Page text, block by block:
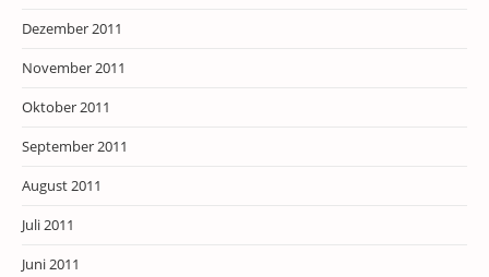
Dezember 2011
November 2011
Oktober 2011
September 2011
August 2011
Juli 2011
Juni 2011